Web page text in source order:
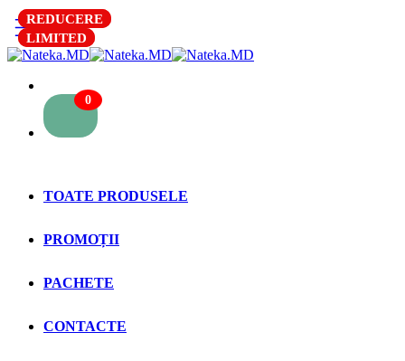
0
TOATE PRODUSELE
PROMOȚII
PACHETE
CONTACTE
REDUCERE
LIMITED
REDUCERE
LIMITED